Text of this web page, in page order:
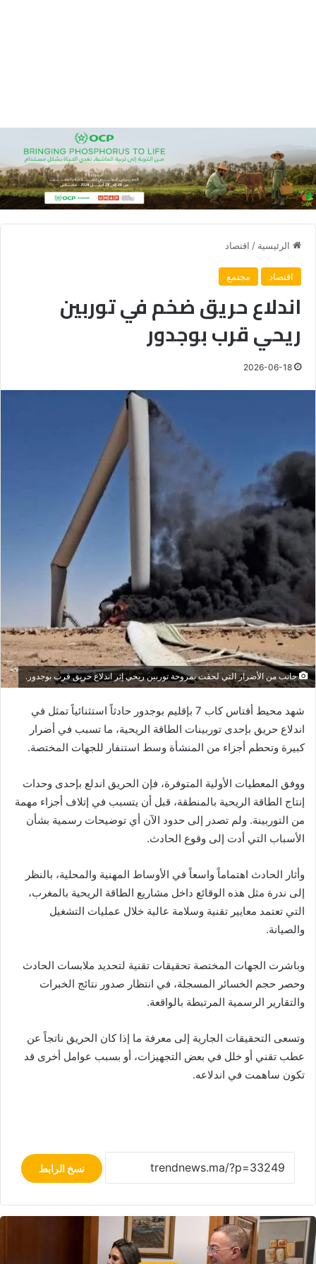
الرئيسية / اقتصاد
اقتصاد مجتمع
اندلاع حريق ضخم في توربين
ريحي قرب بوجدور
2026-06-18
جانب من الأضرار التي لحقت بمروحة توربين ريحي إثر اندلاع حريق قرب بوجدور.
شهد محيط أفتاس كاب 7 بإقليم بوجدور حادثاً استثنائياً تمثل في
اندلاع حريق بإحدى توربينات الطاقة الريحية، ما تسبب في أضرار
كبيرة وتحطم أجزاء من المنشأة وسط استنفار للجهات المختصة.
ووفق المعطيات الأولية المتوفرة، فإن الحريق اندلع بإحدى وحدات
إنتاج الطاقة الريحية بالمنطقة، قبل أن يتسبب في إتلاف أجزاء مهمة
من التوربينة. ولم تصدر إلى حدود الآن أي توضيحات رسمية بشأن
الأسباب التي أدت إلى وقوع الحادث.
وأثار الحادث اهتماماً واسعاً في الأوساط المهنية والمحلية، بالنظر
إلى ندرة مثل هذه الوقائع داخل مشاريع الطاقة الريحية بالمغرب،
التي تعتمد معايير تقنية وسلامة عالية خلال عمليات التشغيل
والصيانة.
وباشرت الجهات المختصة تحقيقات تقنية لتحديد ملابسات الحادث
وحصر حجم الخسائر المسجلة، في انتظار صدور نتائج الخبرات
والتقارير الرسمية المرتبطة بالواقعة.
وتسعى التحقيقات الجارية إلى معرفة ما إذا كان الحريق ناتجاً عن
عطب تقني أو خلل في بعض التجهيزات، أو بسبب عوامل أخرى قد
تكون ساهمت في اندلاعه.
نسخ الرابط